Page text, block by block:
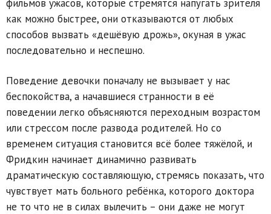
фильмов ужасов, которые стремятся напугать зрителя
как можно быстрее, они отказываются от любых
способов вызвать «дешёвую дрожь», окуная в ужас
последовательно и неспешно.
Поведение девочки поначалу не вызывает у нас
беспокойства, а начавшиеся странности в её
поведении легко объясняются переходным возрастом
или стрессом после развода родителей. Но со
временем ситуация становится всё более тяжёлой, и
Фридкин начинает динамично развивать
драматическую составляющую, стремясь показать, что
чувствует мать больного ребёнка, которого доктора
не то что не в силах вылечить – они даже не могут